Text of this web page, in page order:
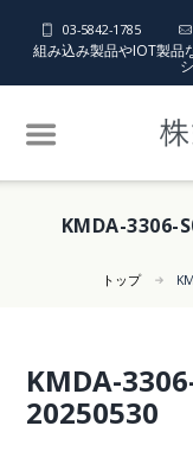
03-5842-1785
組み込み製品やIOT製品
KMDA-3306-
トップ
KMDA-
20250530